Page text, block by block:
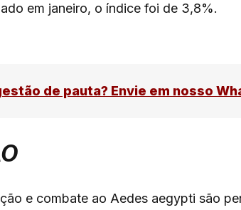
em janeiro, o índice foi de 3,8%.
de pauta? Envie em nosso
e combate ao Aedes aegypti são